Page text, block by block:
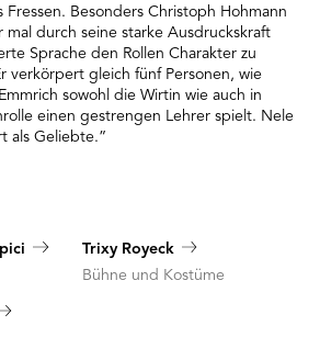
Fressen. Besonders Christoph Hohmann
mal durch seine starke Ausdruckskraft
Sprache den Rollen Charakter zu
verkörpert gleich fünf Personen, wie
sowohl die Wirtin wie auch in
einen gestrengen Lehrer spielt. Nele
als Geliebte.”
Trixy Royeck
Bühne und Kostüme